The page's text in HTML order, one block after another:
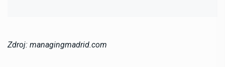
Zdroj: managingmadrid.com